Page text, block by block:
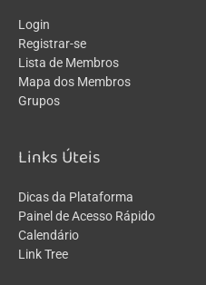
Login
Registrar-se
Lista de Membros
Mapa dos Membros
Grupos
Links Úteis
Dicas da Plataforma
Painel de Acesso Rápido
Calendário
Link Tree